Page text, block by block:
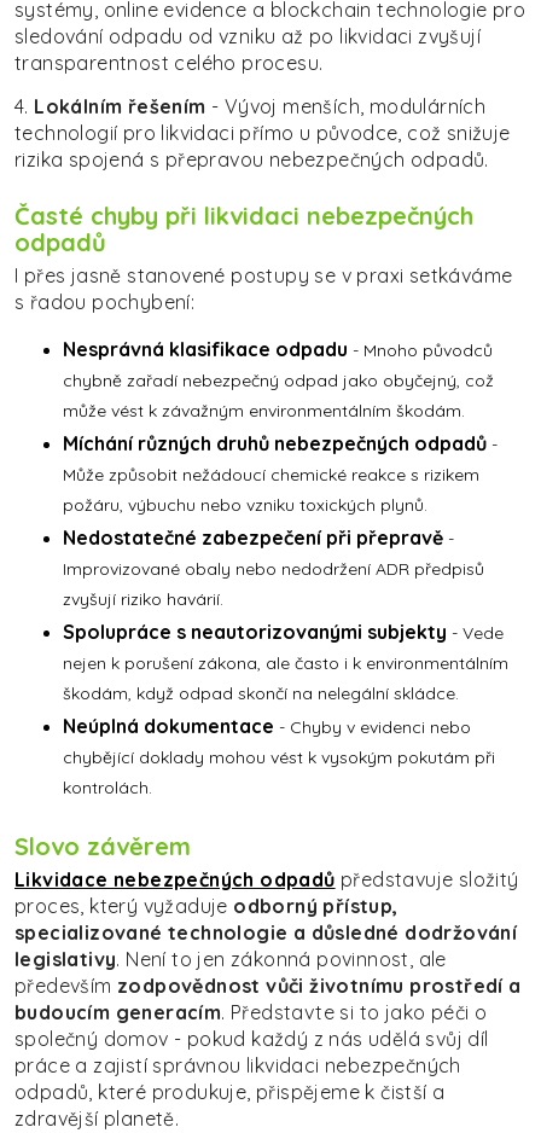
systémy, online evidence a blockchain technologie pro
sledování odpadu od vzniku až po likvidaci zvyšují
transparentnost celého procesu.
4. Lokálním řešením - Vývoj menších, modulárních
technologií pro likvidaci přímo u původce, což snižuje
rizika spojená s přepravou nebezpečných odpadů.
Časté chyby při likvidaci nebezpečných
odpadů
I přes jasně stanovené postupy se v praxi setkáváme
s řadou pochybení:
Nesprávná klasifikace odpadu - Mnoho původců
chybně zařadí nebezpečný odpad jako obyčejný, což
může vést k závažným environmentálním škodám.
Míchání různých druhů nebezpečných odpadů -
Může způsobit nežádoucí chemické reakce s rizikem
požáru, výbuchu nebo vzniku toxických plynů.
Nedostatečné zabezpečení při přepravě -
Improvizované obaly nebo nedodržení ADR předpisů
zvyšují riziko havárií.
Spolupráce s neautorizovanými subjekty - Vede
nejen k porušení zákona, ale často i k environmentálním
škodám, když odpad skončí na nelegální skládce.
Neúplná dokumentace - Chyby v evidenci nebo
chybějící doklady mohou vést k vysokým pokutám při
kontrolách.
Slovo závěrem
Likvidace nebezpečných odpadů představuje složitý
proces, který vyžaduje odborný přístup,
specializované technologie a důsledné dodržování
legislativy. Není to jen zákonná povinnost, ale
především zodpovědnost vůči životnímu prostředí a
budoucím generacím. Představte si to jako péči o
společný domov - pokud každý z nás udělá svůj díl
práce a zajistí správnou likvidaci nebezpečných
odpadů, které produkuje, přispějeme k čistší a
zdravější planetě.